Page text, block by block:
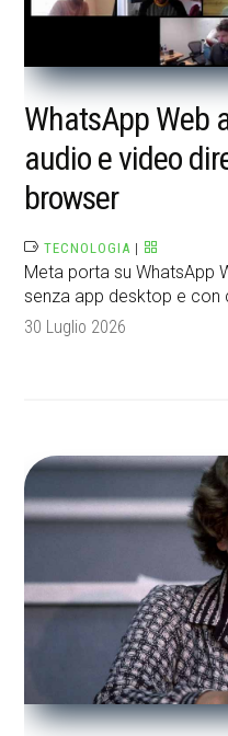
WhatsApp Web
audio e video
browser
TECNOLOGIA |
Meta porta su WhatsApp
senza app desktop e con
30 Luglio 2026